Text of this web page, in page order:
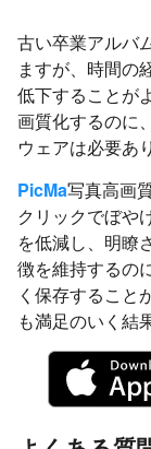
古い卒業アルバ
ますが、時間の
低下することが
画質化するのに
ウェアは必要あ
PicMa写真高画
クリックでぼや
を低減し、明瞭
徴を維持するの
く保存すること
も満足のいく結